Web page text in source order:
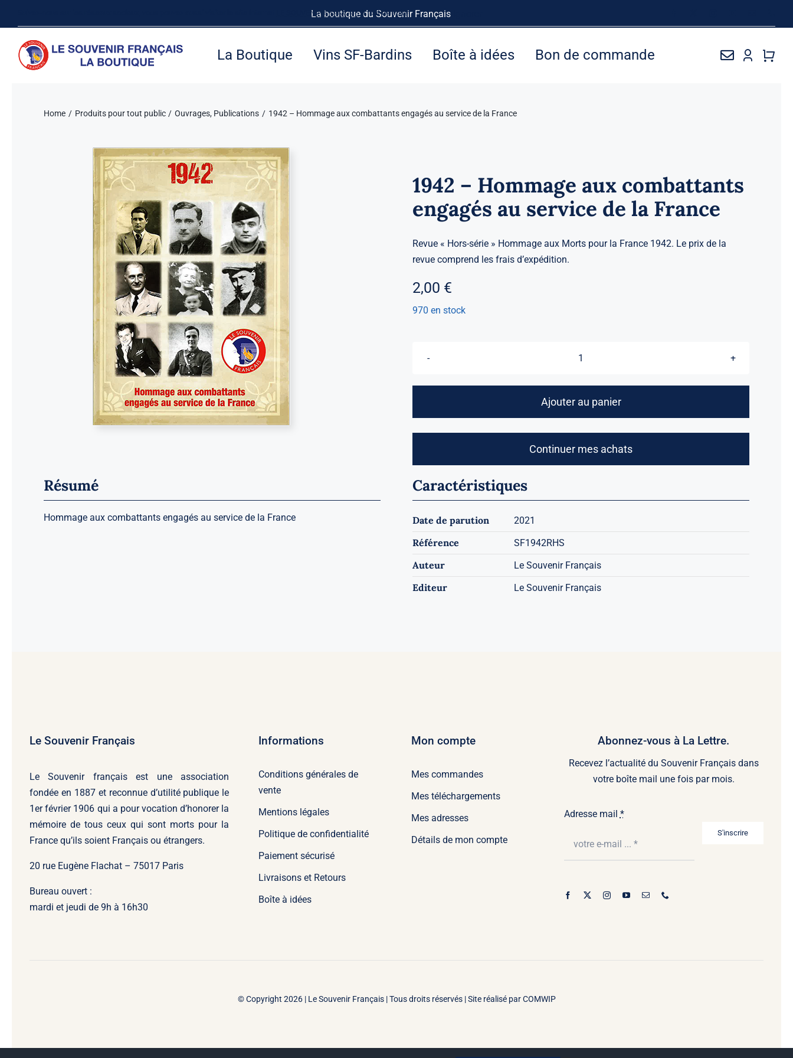
La boutique du Souvenir Français
contenu
LE SOUVENIR FRANÇAISà tout de suite.
La Boutique Vins SF-Bardins Boîte à idées Bon de commande
Home Produits pour tout public Ouvrages Publications 1942 – Hommage aux combattants engagés au service de la France
1942 – Hommage aux combattants
engagés au service de la France
Revue « Hors-série » Hommage aux Morts pour la France 1942. Le prix de la
revue comprend les frais d’expédition.
2,00 €
970 en stock
quantité
1942
aux
Ajouter au panier
Continuer mes achats
Résumé
Hommage aux combattants engagés au service de la France
Caractéristiques
Date de parution 2021
Référence SF1942RHS
Auteur Le Souvenir Français
Editeur Le Souvenir Français
Le Souvenir Français
Le Souvenir françaisest une association
fondée en 1887 et reconnue d’utilité publique le
1er février 1906 qui a pour vocation d’honorer la
mémoire de tous ceux qui sont morts pour la
France qu’ils soient Français ou étrangers.
20 rue Eugène Flachat – 75017 Paris
Bureau ouvert :
mardi et jeudi de 9h à 16h30
Informations
Conditions générales de
vente
Mentions légales
Politique de confidentialité
Paiement sécurisé
Livraisons et Retours
Boîte à idées
Mon compte
Mes commandes
Mes téléchargements
Mes adresses
Détails de mon compte
Abonnez-vous à La Lettre.
Recevez l’actualité du Souvenir Français dans
votre boîte mail une fois par mois.
Adresse mail *
S'inscrire
© Copyright 2026 | Le Souvenir Français | Tous droits réservés | Site réalisé parCOMWIP